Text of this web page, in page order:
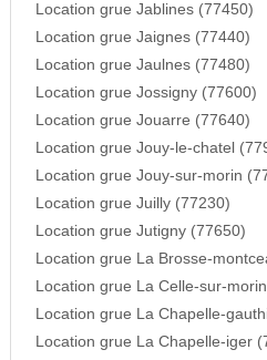
Location grue Jablines (77450)
Location grue Jaignes (77440)
Location grue Jaulnes (77480)
Location grue Jossigny (77600)
Location grue Jouarre (77640)
Location grue Jouy-le-chatel
Location grue Jouy-sur-morin
Location grue Juilly (77230)
Location grue Jutigny (77650)
Location grue La Brosse-
Location grue La Celle-sur-
Location grue La Chapelle-
Location grue La Chapelle-iger